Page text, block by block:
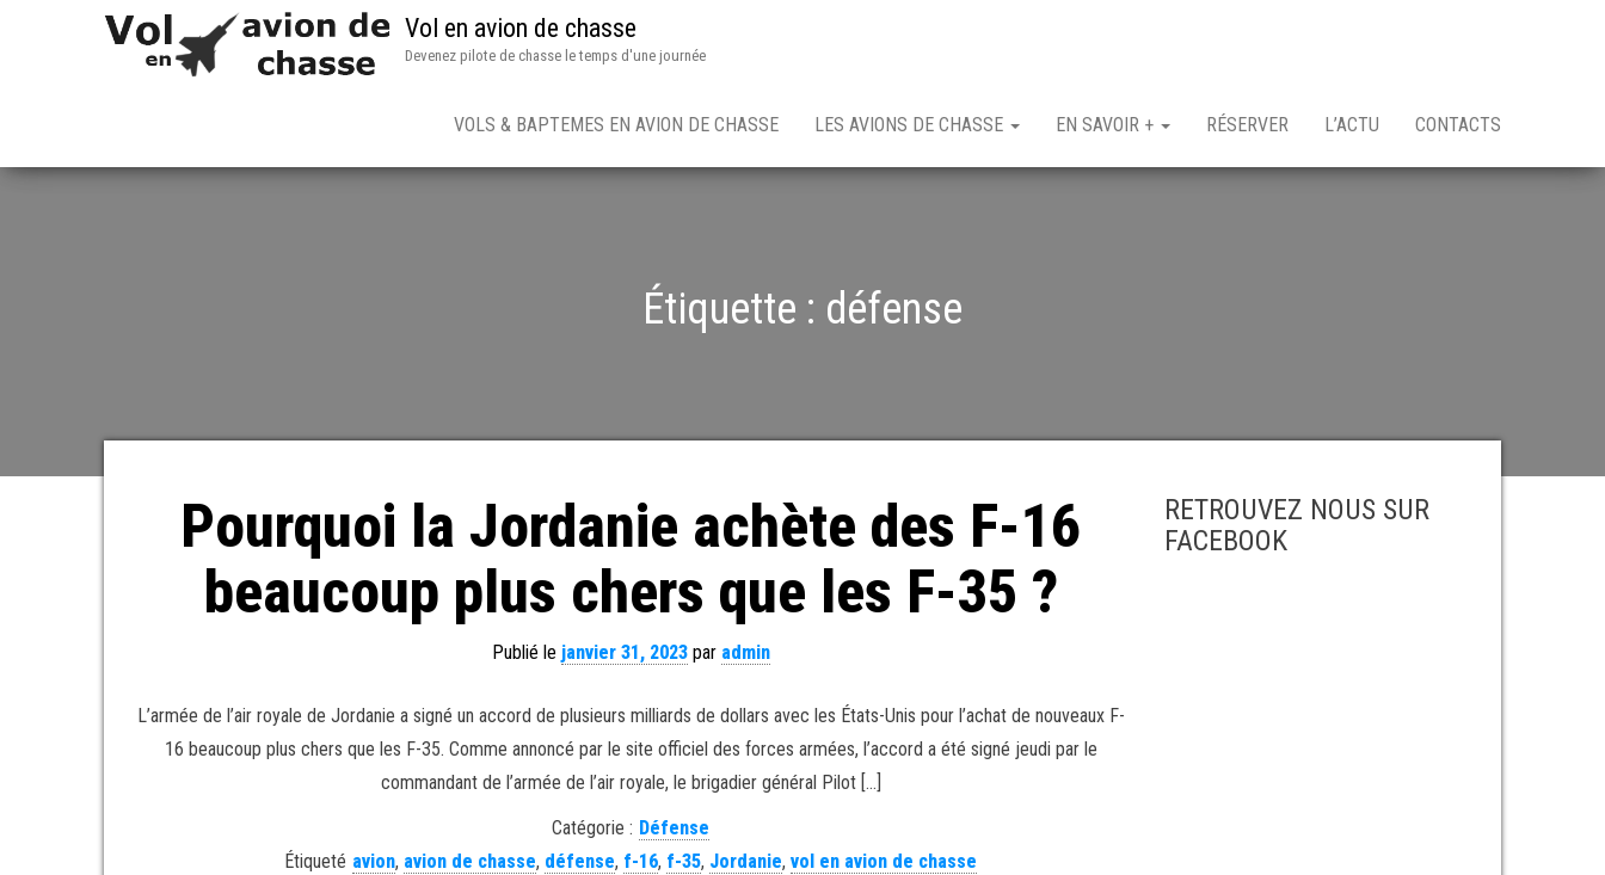
Vol en avion de chasse
Devenez pilote de chasse le temps d'une journée
VOLS & BAPTEMES EN AVION DE CHASSE LES AVIONS DE CHASSE EN SAVOIR + RÉSERVER L’ACTU CONTACTS
Étiquette : défense
Pourquoi la Jordanie achète des F-16
beaucoup plus chers que les F-35 ?
Publié le janvier 31, 2023par admin
L’armée de l’air royale de Jordanie a signé un accord de plusieurs milliards de dollars avec les États-Unis pour l’achat de nouveaux F-
16 beaucoup plus chers que les F-35. Comme annoncé par le site officiel des forces armées, l’accord a été signé jeudi par le
commandant de l’armée de l’air royale, le brigadier général Pilot […]
Catégorie : Défense
Étiqueté avion, avion de chasse, défense, f-16, f-35, Jordanie,vol en avion de chasse
RETROUVEZ NOUS SUR
FACEBOOK